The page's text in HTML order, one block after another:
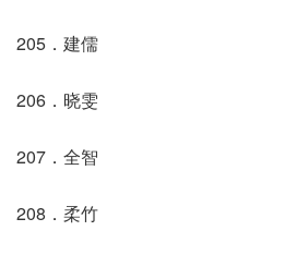
205．建儒
206．晓雯
207．全智
208．柔竹